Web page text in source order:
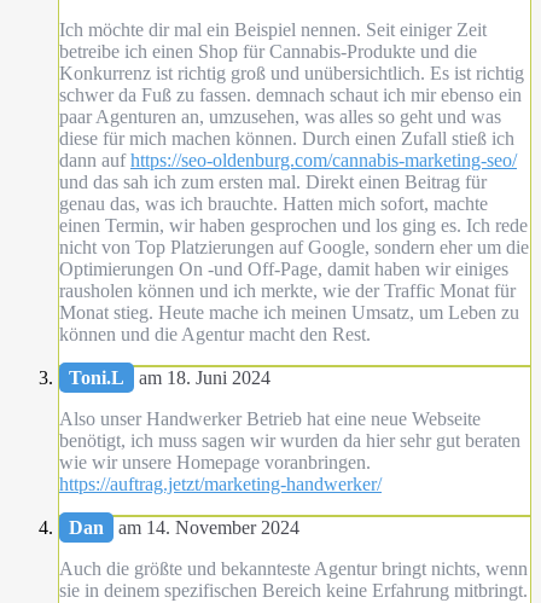
Ich möchte dir mal ein Beispiel nennen. Seit einiger Zeit
betreibe ich einen Shop für Cannabis-Produkte und die
Konkurrenz ist richtig groß und unübersichtlich. Es ist richtig
schwer da Fuß zu fassen. demnach schaut ich mir ebenso ein
paar Agenturen an, umzusehen, was alles so geht und was
diese für mich machen können. Durch einen Zufall stieß ich
dann aufhttps://seo-oldenburg.com/cannabis-marketing-seo/
und das sah ich zum ersten mal. Direkt einen Beitrag für
genau das, was ich brauchte. Hatten mich sofort, machte
einen Termin, wir haben gesprochen und los ging es. Ich rede
nicht von Top Platzierungen auf Google, sondern eher um die
Optimierungen On -und Off-Page, damit haben wir einiges
rausholen können und ich merkte, wie der Traffic Monat für
Monat stieg. Heute mache ich meinen Umsatz, um Leben zu
können und die Agentur macht den Rest.
Toni.L
am 18. Juni 2024
Also unser Handwerker Betrieb hat eine neue Webseite
benötigt, ich muss sagen wir wurden da hier sehr gut beraten
wie wir unsere Homepage voranbringen.
https://auftrag.jetzt/marketing-handwerker/
Dan
am 14. November 2024
Auch die größte und bekannteste Agentur bringt nichts, wenn
sie in deinem spezifischen Bereich keine Erfahrung mitbringt.